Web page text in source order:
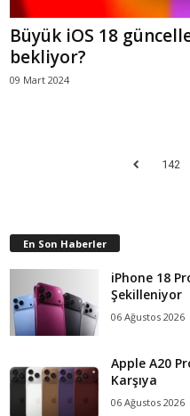
Büyük iOS 18
bekliyor?
09 Mart 2024
142
En Son Haberler
iPhone 18
Şekilleniyor
06 Ağustos 2026
Apple A20
Karşıya
06 Ağustos 2026